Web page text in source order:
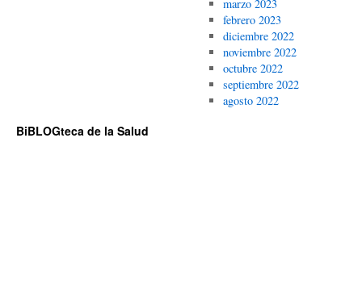
marzo 2023
febrero 2023
diciembre 2022
noviembre 2022
octubre 2022
septiembre 2022
agosto 2022
BiBLOGteca de la Salud